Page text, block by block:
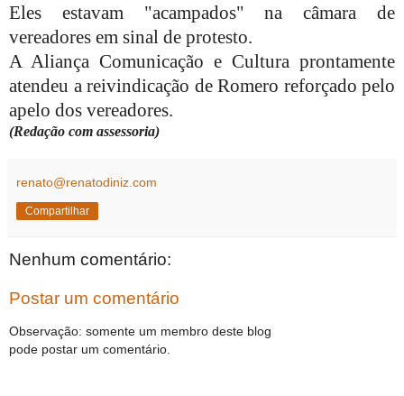
Eles estavam "acampados" na câmara de
vereadores em sinal de protesto.
A Aliança Comunicação e Cultura prontamente
atendeu a reivindicação de Romero reforçado pelo
apelo dos vereadores.
(Redação com assessoria)
renato@renatodiniz.com
Compartilhar
Nenhum comentário:
Postar um comentário
Observação: somente um membro deste blog
pode postar um comentário.